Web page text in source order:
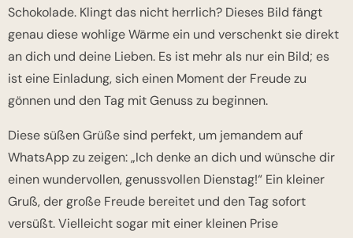
Schokolade. Klingt das nicht herrlich? Dieses Bild fängt
genau diese wohlige Wärme ein und verschenkt sie direkt
an dich und deine Lieben. Es ist mehr als nur ein Bild; es
ist eine Einladung, sich einen Moment der Freude zu
gönnen und den Tag mit Genuss zu beginnen.
Diese süßen Grüße sind perfekt, um jemandem auf
WhatsApp zu zeigen: „Ich denke an dich und wünsche dir
einen wundervollen, genussvollen Dienstag!“ Ein kleiner
Gruß, der große Freude bereitet und den Tag sofort
versüßt. Vielleicht sogar mit einer kleinen Prise